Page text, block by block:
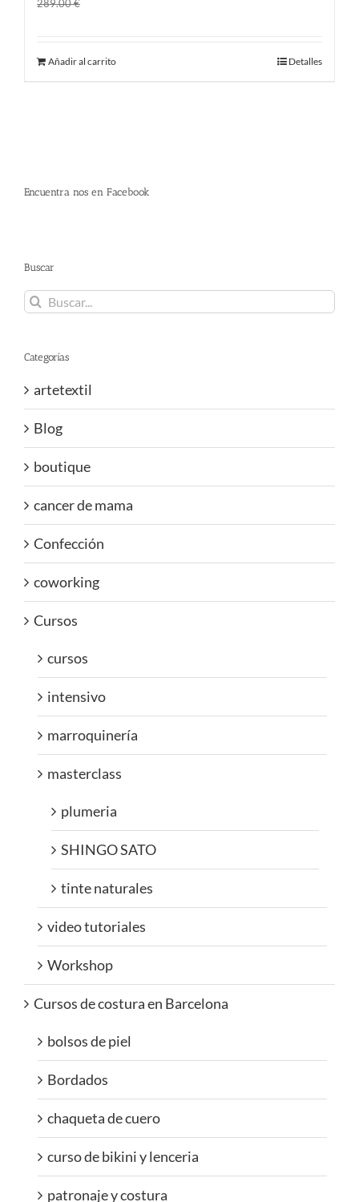
289.00€
era:
Añadir al carrito Detalles
Encuentra nos en Facebook
Buscar
Buscar:
Categorías
artetextil
Blog
boutique
cancer de mama
Confección
coworking
Cursos
cursos
intensivo
marroquinería
masterclass
plumeria
SHINGO SATO
tinte naturales
video tutoriales
Workshop
Cursos de costura en Barcelona
bolsos de piel
Bordados
chaqueta de cuero
curso de bikini y lenceria
patronaje y costura